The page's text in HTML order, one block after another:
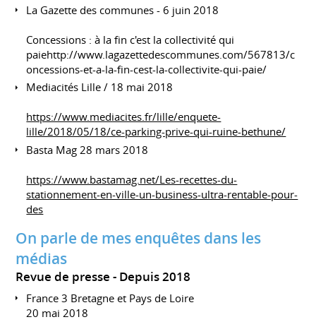
La Gazette des communes - 6 juin 2018
Concessions : à la fin c'est la collectivité qui
paiehttp://www.lagazettedescommunes.com/567813/c
oncessions-et-a-la-fin-cest-la-collectivite-qui-paie/
Mediacités Lille / 18 mai 2018
https://www.mediacites.fr/lille/enquete-
lille/2018/05/18/ce-parking-prive-qui-ruine-bethune/
Basta Mag 28 mars 2018
https://www.bastamag.net/Les-recettes-du-
stationnement-en-ville-un-business-ultra-rentable-pour-
des
On parle de mes enquêtes dans les
médias
Revue de presse Depuis 2018
France 3 Bretagne et Pays de Loire
20 mai 2018